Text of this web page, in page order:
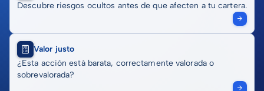
Descubre riesgos ocultos antes de que afecten a tu cartera.
Valor justo
¿Esta acción está barata, correctamente valorada o
sobrevalorada?